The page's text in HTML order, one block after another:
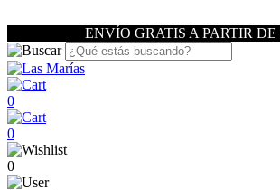
ENVÍO GRATIS A PARTIR DE
0
0
0